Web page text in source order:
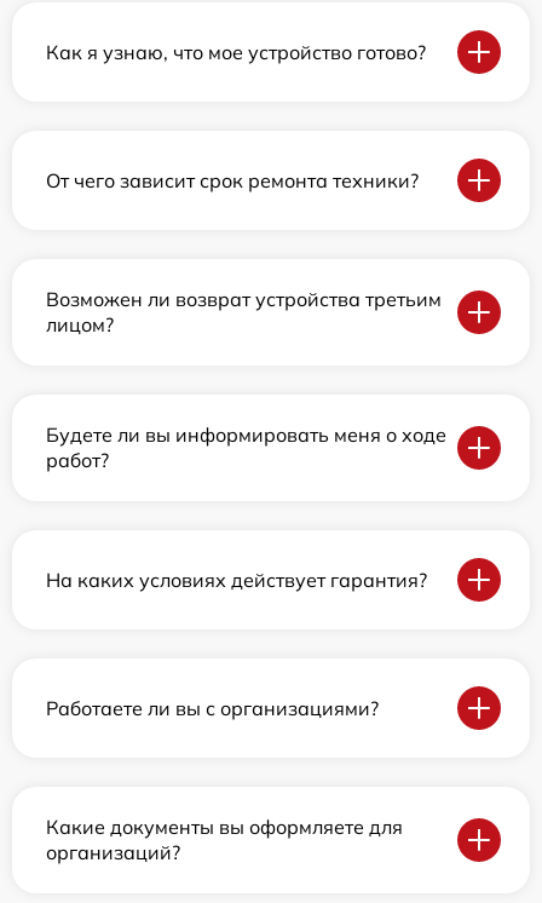
Как я узнаю, что мое устройство готово?
От чего зависит срок ремонта техники?
Возможен ли возврат устройства третьим
лицом?
Будете ли вы информировать меня о ходе
работ?
На каких условиях действует гарантия?
Работаете ли вы с организациями?
Какие документы вы оформляете для
организаций?